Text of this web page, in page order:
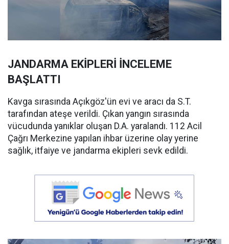
JANDARMA EKİPLERİ İNCELEME
BAŞLATTI
Kavga sırasında Açıkgöz'ün evi ve aracı da S.T.
tarafından ateşe verildi. Çıkan yangın sırasında
vücudunda yanıklar oluşan D.A. yaralandı. 112 Acil
Çağrı Merkezine yapılan ihbar üzerine olay yerine
sağlık, itfaiye ve jandarma ekipleri sevk edildi.